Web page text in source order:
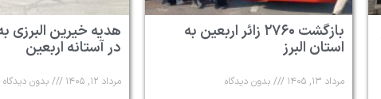
بازگشت ۲۷۶۰ زائر اربعین به
استان البرز
مرداد ۱۳, ۱۴۰۵ بدون دیدگاه
در آستانه اربعین
مرداد ۱۲, ۱۴۰۵ بدون دیدگاه